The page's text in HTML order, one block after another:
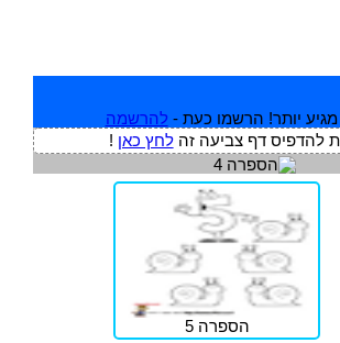
יותר! הרשמו כעת - להרשמה
להדפיס דף צביעה זהלחץ כאן !
הספרה 5